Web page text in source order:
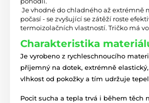
počasí - se zvyšující se zátěží roste
termoizolačních vlastností. Tričko má v
Charakteristika
Je vyrobeno z rychleschnoucího
příjemný na dotek, extrémně
vlhkost od pokožky a tím udržuje
Pocit sucha a tepla trvá i během těch